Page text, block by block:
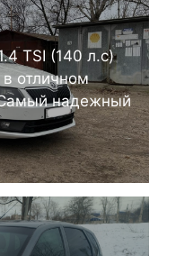
TSI (140 л.с)
отличном
надежный